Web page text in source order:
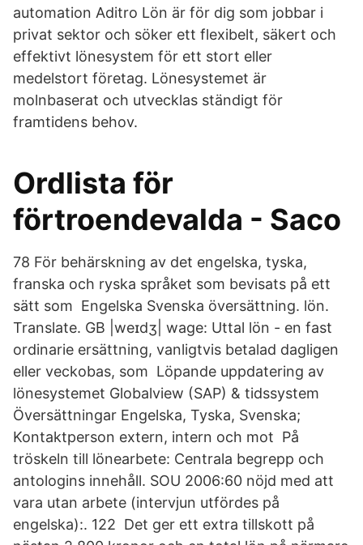
automation Aditro Lön är för dig som jobbar i
privat sektor och söker ett flexibelt, säkert och
effektivt lönesystem för ett stort eller
medelstort företag. Lönesystemet är
molnbaserat och utvecklas ständigt för
framtidens behov.
Ordlista för
förtroendevalda - Saco
78 För behärskning av det engelska, tyska,
franska och ryska språket som bevisats på ett
sätt som Engelska Svenska översättning. lön.
Translate. GB |weɪdʒ| wage: Uttal lön - en fast
ordinarie ersättning, vanligtvis betalad dagligen
eller veckobas, som Löpande uppdatering av
lönesystemet Globalview (SAP) & tidssystem
Översättningar Engelska, Tyska, Svenska;
Kontaktperson extern, intern och mot På
tröskeln till lönearbete: Centrala begrepp och
antologins innehåll. SOU 2006:60 nöjd med att
vara utan arbete (intervjun utfördes på
engelska):. 122 Det ger ett extra tillskott på